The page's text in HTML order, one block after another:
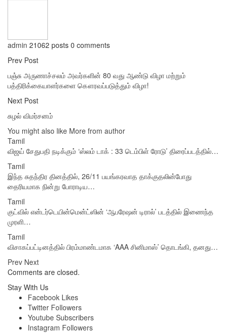
admin 21062 posts 0 comments
Prev Post
பஞ்சு அருணாச்சலம் அவர்களின் 80 வது ஆண்டு விழா மற்றும்
பத்திரிக்கையாளர்களை கௌரவப்படுத்தும் விழா!
Next Post
சுழல் விமர்சனம்
You might also like More from author
Tamil
விஜய் சேதுபதி நடிக்கும் ‘ஸ்லம் டாக் : 33 டெம்பிள் ரோடு’ திரைப்படத்தில்…
Tamil
இந்த சுதந்திர தினத்தில், 26/11 பயங்கரவாத தாக்குதலின்போது
தைரியமாக நின்று போராடிய…
Tamil
குட்வில் என்டர்டெயின்மென்ட்ஸின் ‘ஆபரேஷன் டிரால்’ படத்தில் இணைந்த
முரளி…
Tamil
விசாகப்பட்டினத்தில் பிரம்மாண்டமாக ‘AAA சினிமாஸ்’ தொடங்கி, தனது…
Prev Next
Comments are closed.
Stay With Us
Facebook Likes
Twitter Followers
Youtube Subscribers
Instagram Followers